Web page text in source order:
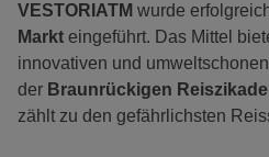
VESTORIATM wurde
Markt eingeführt. Das Mittel
innovativen und
der Braunrückigen Reiszikade
zählt zu den gefährlichsten